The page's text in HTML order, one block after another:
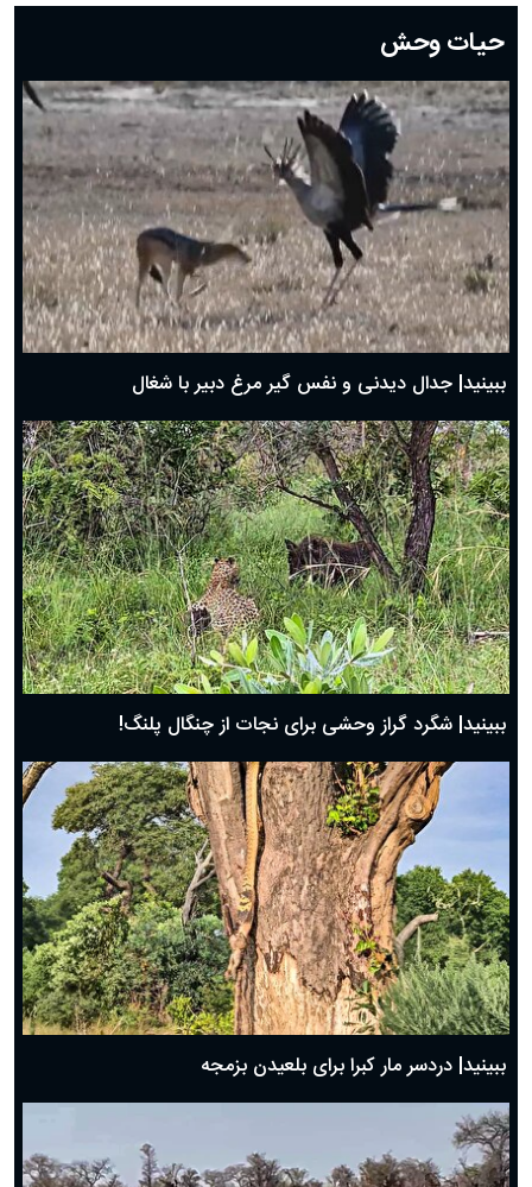
دعای روز بیستم ماه رمضان؛ ۱۹ اسفند ۱۴۰۴
دعای روز هشتم ماه مبارک رمضان؛ ۷ اسفند ماه ۱۴۰۴
دعای روز هفتم ماه رمضان؛ ۶ اسفند ۱۴۰۴
دعای روز ششم ماه رمضان؛ ۵ اسفند ۱۴۰۴
دعای روز پنجم ماه رمضان؛ ۴ اسفند ۱۴۰۴
دعای روز چهارم ماه مبارک رمضان؛ ۳ اسفند ۱۴۰۴
دعای روز سوم ماه مبارک رمضان؛ ۱۴ اسفند ۱۴۰۴
دعای روز دوم ماه مبارک رمضان ۱ اسفند ماه ۱۴۰۴
دعای روز اول ماه مبارک رمضان، ۳۰ بهمن ۱۴۰۴
حضرت زینب(س) چگونه از دنیا رفت؟
بهترین پیامک تبریک روز پدر ۱۴۰۴؛ جملات زیبا و صمیمانه
حیات وحش
ببینید| جدال دیدنی و نفس گیر مرغ دبیر با شغال
ببینید| شگرد گراز وحشی برای نجات از چنگال پلنگ!
ببینید| دردسر مار کبرا برای بلعیدن بزمجه